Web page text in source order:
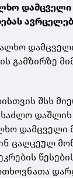
გამზირზე
შსს
დაშლის
დამცველი
ცალკეულ